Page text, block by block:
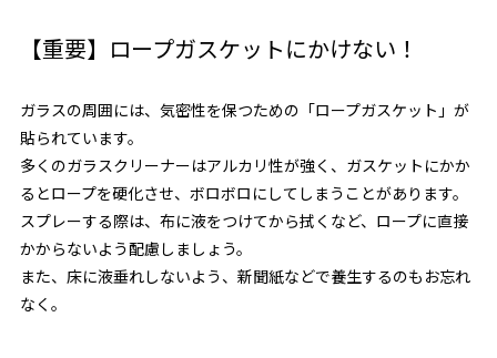
【重要】ロープガスケットにかけない！
ガラスの周囲には、気密性を保つための「ロープガスケット」が
貼られています。
多くのガラスクリーナーはアルカリ性が強く、ガスケットにかか
るとロープを硬化させ、ボロボロにしてしまうことがあります。
スプレーする際は、布に液をつけてから拭くなど、ロープに直接
かからないよう配慮しましょう。
また、床に液垂れしないよう、新聞紙などで養生するのもお忘れ
なく。